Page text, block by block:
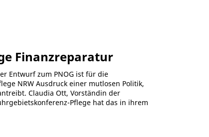
Finanzreparatur
Entwurf zum PNOG ist für die
NRW Ausdruck einer mutlosen Politik,
Claudia Ott, Vorständin der
Pflege hat das in ihrem